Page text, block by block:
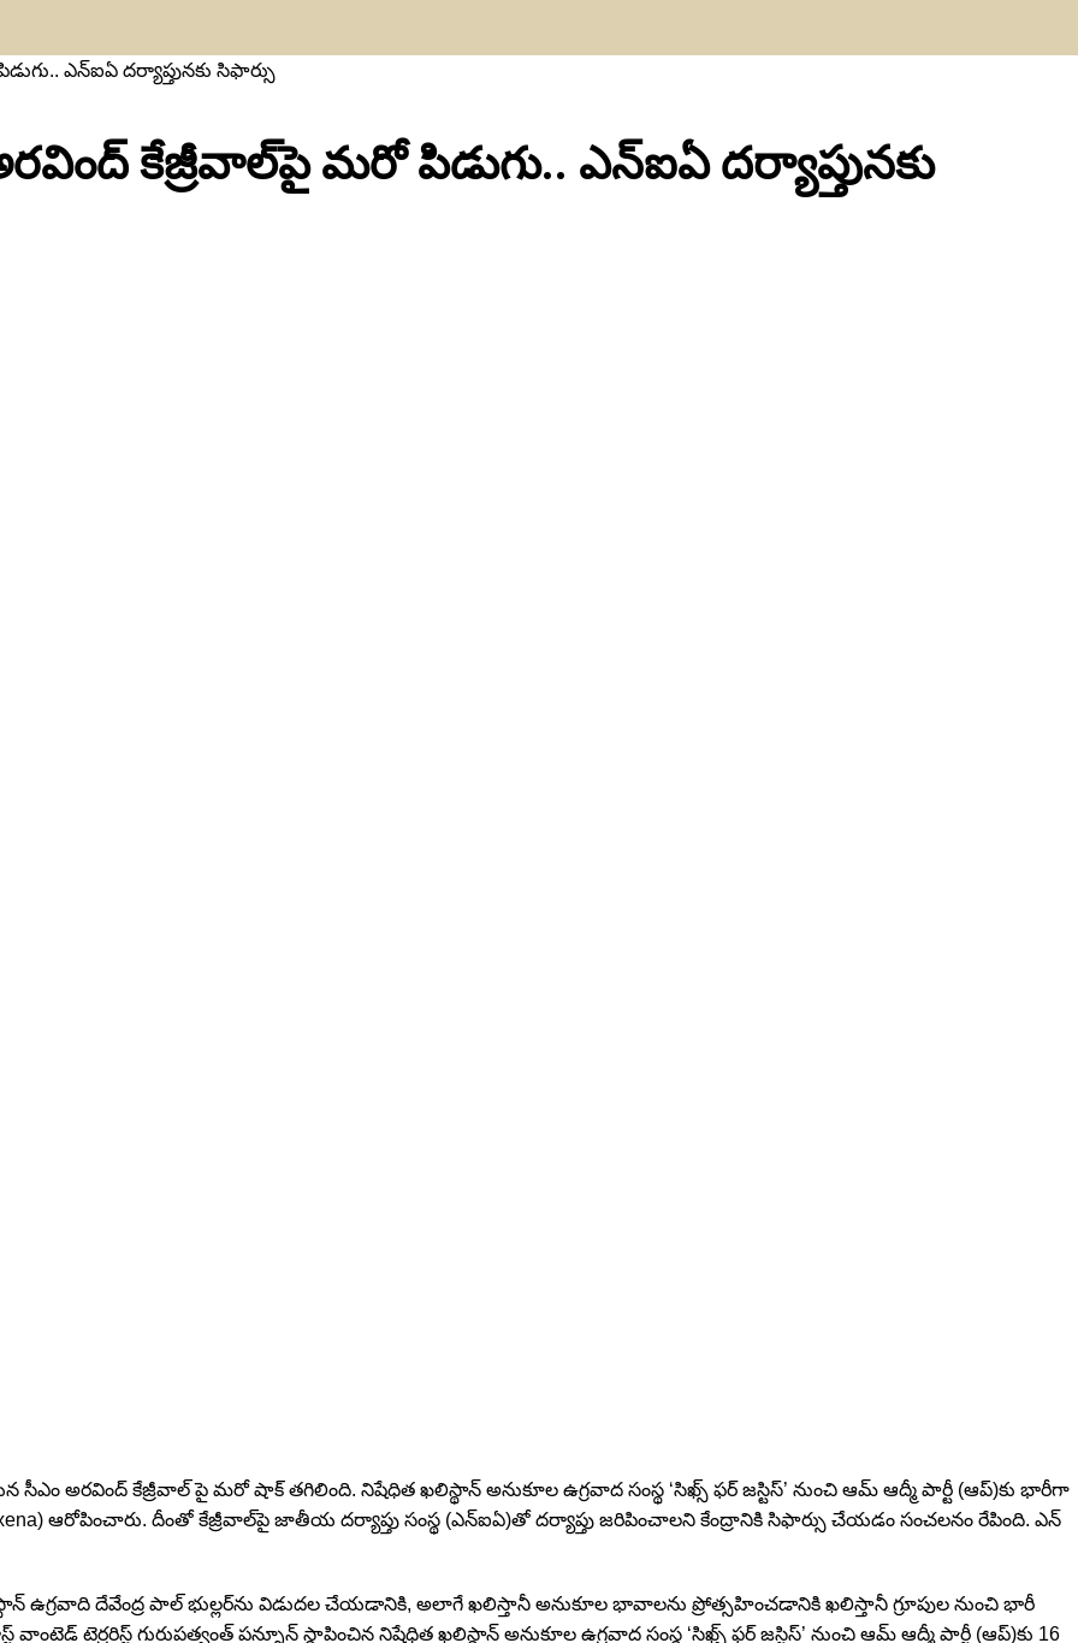
ఎన్‌ఐఏ దర్యాప్తునకు సిఫార్సు
కేజ్రీవాల్‌పై మరో పిడుగు.. ఎన్‌ఐఏ దర్యాప్తునకు
సీఎం అరవింద్ కేజ్రీవాల్ పై మ‌రో షాక్ త‌గిలింది. నిషేధిత ఖలిస్థాన్ అనుకూల ఉగ్రవాద సంస్థ ‘సిఖ్స్ ఫర్ జస్టిస్’ నుంచి ఆమ్‌ ఆద్మీ పార్టీ (ఆప్‌)కు భారీగా
ఆరోపించారు. దీంతో కేజ్రీవాల్‌పై జాతీయ దర్యాప్తు సంస్థ (ఎన్‌ఐఏ)తో దర్యాప్తు జరిపించాలని కేంద్రానికి సిఫార్సు చేయ‌డం సంచ‌ల‌నం రేపింది. ఎన్
ఉగ్ర‌వాది దేవేంద్ర పాల్ భుల్లర్‌ను విడుదల చేయడానికి, అలాగే ఖలిస్తానీ అనుకూల భావాలను ప్రోత్సహించడానికి ఖలిస్తానీ గ్రూపుల నుంచి భారీ
టెర్రరిస్ట్ గురుపత్వంత్ పన్నూన్ స్థాపించిన నిషేధిత ఖలిస్థాన్ అనుకూల ఉగ్రవాద సంస్థ ‘సిఖ్స్ ఫర్ జస్టిస్’ నుంచి ఆమ్‌ ఆద్మీ పార్టీ (ఆప్‌)కు 16